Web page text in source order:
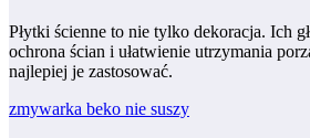
Płytki ścienne to nie tylko dekoracja. Ich
ochrona ścian i ułatwienie utrzymania
najlepiej je zastosować.
zmywarka beko nie suszy